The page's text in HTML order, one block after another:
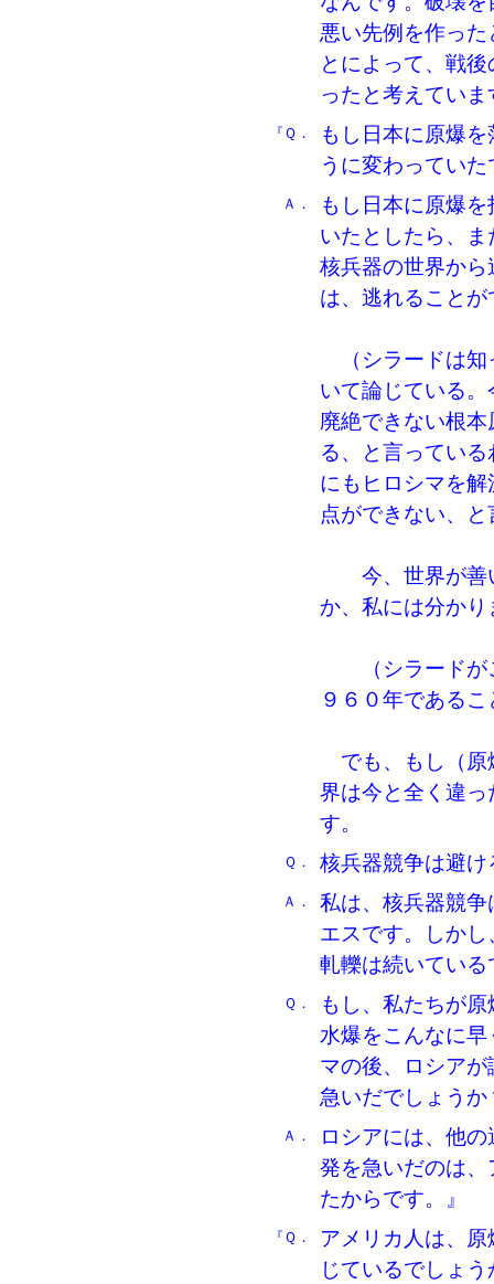
悪い先例を作っ
とによって、戦
ったと考えていま
『Ｑ．
もし日本に原爆
うに変わってい
Ａ．
もし日本に原爆
いたとしたら、
核兵器の世界か
は、逃れること
（シラードは知
いて論じている
廃絶できない根
る、と言ってい
にもヒロシマを
点ができない、
今、世界が善
か、私には分かり
（シラードが
９６０年である
でも、もし（原
界は今と全く違
す。
Ｑ． 核兵器競争は避
Ａ．
私は、核兵器競
エスです。しか
軋轢は続いている
Ｑ．
もし、私たちが
水爆をこんなに
マの後、ロシア
急いだでしょうか
Ａ．
ロシアには、他
発を急いだのは
たからです。』
『Ｑ．
アメリカ人は、
じているでしょう